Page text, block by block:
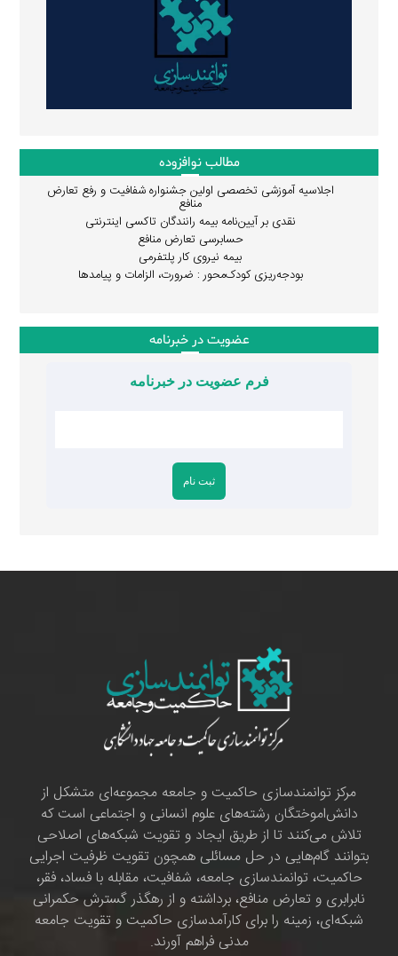
مطالب نوافزوده
اجلاسیه آموزشی تخصصی اولین جشنواره شفافیت و رفع تعارض
منافع
نقدی بر آیین‌نامه بیمه رانندگان تاکسی اینترنتی
حسابرسی تعارض منافع
بیمه نیروی کار پلتفرمی
بودجه‌ریزی کودک‌محور : ضرورت، الزامات و پیامدها
عضویت در خبرنامه
فرم عضویت در خبرنامه
مرکز توانمندسازی حاکمیت و جامعه مجموعه‌ای متشکل از
دانش‌اموختگان رشته‌های علوم انسانی و اجتماعی است که
تلاش می‌کنند تا از طریق ایجاد و تقویت شبکه‌های اصلاحی
بتوانند گام‌هایی در حل مسائلی همچون تقویت ظرفیت اجرایی
حاکمیت، توانمندسازی جامعه، شفافیت، مقابله با فساد، فقر،
نابرابری و تعارض منافع، برداشته و از رهگذر گسترش حکمرانی
شبکه‌ای، زمینه را برای کارآمدسازی حاکمیت و تقویت جامعه
مدنی فراهم آورند.